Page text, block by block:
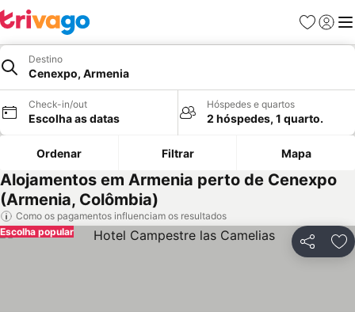
Favoritos
Iniciar
Destino
Cenexpo, Armenia
Check-in/out
Escolha as datas
Hóspedes e quartos
2 hóspedes, 1 quarto.
Ordenar Filtrar Mapa
Alojamentos em Armenia perto de Cenexpo
(Armenia, Colômbia)
Como os pagamentos influenciam os resultados
Partilhar
Escolha popular